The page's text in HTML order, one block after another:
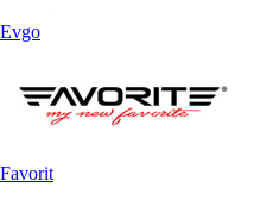
Evgo
Favorit